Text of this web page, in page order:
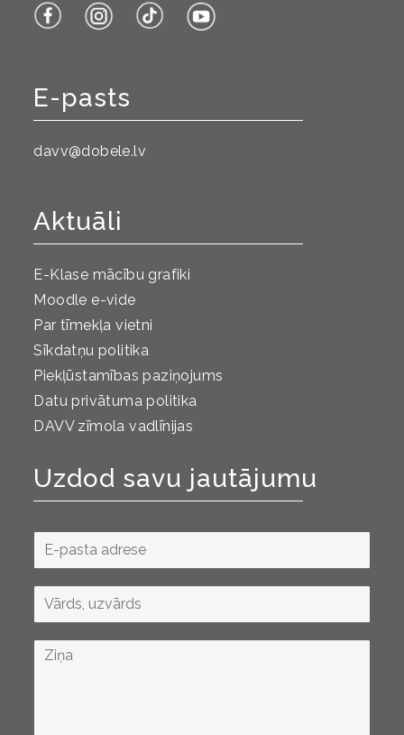
E-pasts
davv@dobele.lv
Aktuāli
E-Klase mācību grafiki
Moodle e-vide
Par tīmekļa vietni
Sīkdatņu politika
Piekļūstamības paziņojums
Datu privātuma politika
DAVV zīmola vadlīnijas
Uzdod savu jautājumu